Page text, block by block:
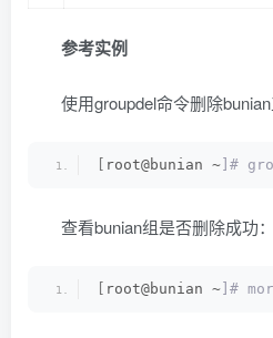
参考实例
使用groupdel命令删除bunian
root@bunian ~ ]#
查看bunian组是否删除成功：
root@bunian ~ ]#